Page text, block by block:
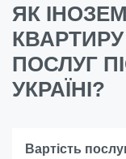
ЯК
ПОСЛУГ
УКРАЇНІ?
Вартість